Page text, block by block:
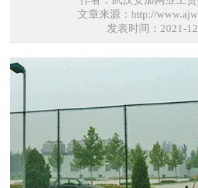
文章来源：http://
发表时间：2021-